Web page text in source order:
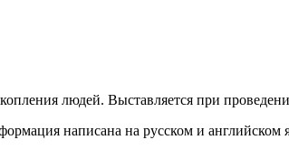
людей. Выставляется при
написана на русском и